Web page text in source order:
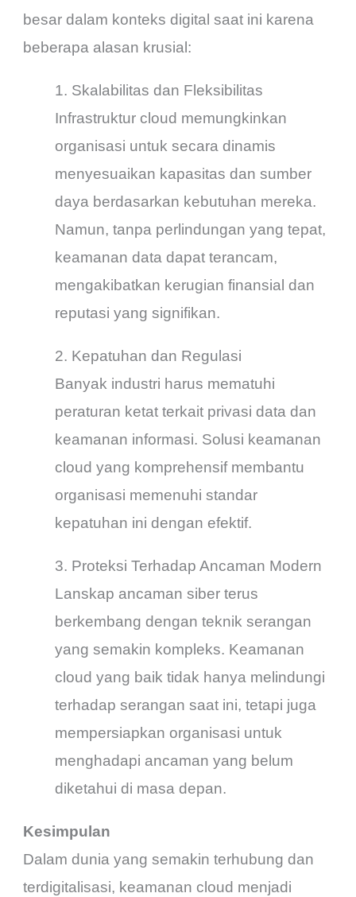
besar dalam konteks digital saat ini karena
beberapa alasan krusial:
1. Skalabilitas dan Fleksibilitas
Infrastruktur cloud memungkinkan
organisasi untuk secara dinamis
menyesuaikan kapasitas dan sumber
daya berdasarkan kebutuhan mereka.
Namun, tanpa perlindungan yang tepat,
keamanan data dapat terancam,
mengakibatkan kerugian finansial dan
reputasi yang signifikan.
2. Kepatuhan dan Regulasi
Banyak industri harus mematuhi
peraturan ketat terkait privasi data dan
keamanan informasi. Solusi keamanan
cloud yang komprehensif membantu
organisasi memenuhi standar
kepatuhan ini dengan efektif.
3. Proteksi Terhadap Ancaman Modern
Lanskap ancaman siber terus
berkembang dengan teknik serangan
yang semakin kompleks. Keamanan
cloud yang baik tidak hanya melindungi
terhadap serangan saat ini, tetapi juga
mempersiapkan organisasi untuk
menghadapi ancaman yang belum
diketahui di masa depan.
Kesimpulan
Dalam dunia yang semakin terhubung dan
terdigitalisasi, keamanan cloud menjadi